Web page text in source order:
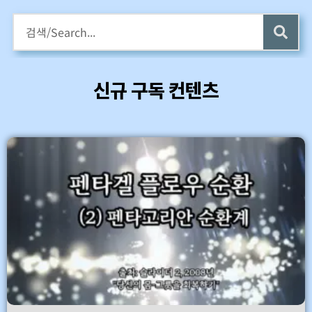
구독회원용 전자책 증정
카멜롯 인터뷰 Part 1 (4 ~6) 업데이트 (7/24)
바로가기
신규 구독 컨텐츠